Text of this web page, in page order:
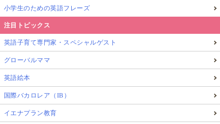
小学生のための英語フレーズ
注目トピックス
英語子育て専門家・スペシャルゲスト
グローバルママ
英語絵本
国際バカロレア（IB）
イエナプラン教育